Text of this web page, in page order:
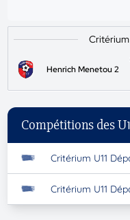
Critérium
Henrich Menetou 2
Compétitions des
Critérium U11
Critérium U11